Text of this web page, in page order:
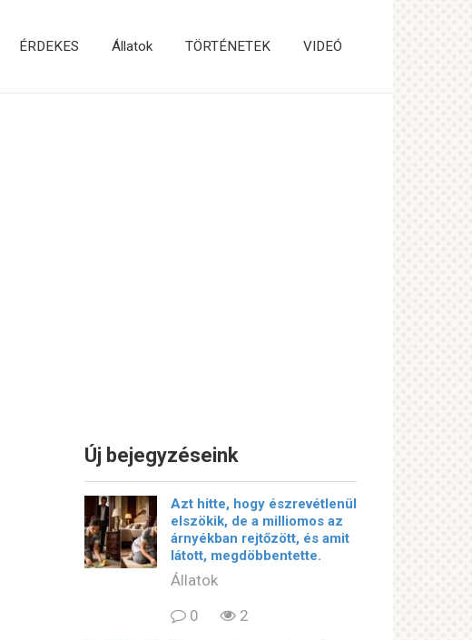
ÉRDEKES Állatok TÖRTÉNETEK VIDEÓ
Új bejegyzéseink
Azt hitte, hogy észrevétlenül
elszökik, de a milliomos az
árnyékban rejtőzött, és amit
látott, megdöbbentette.
Állatok
0
2